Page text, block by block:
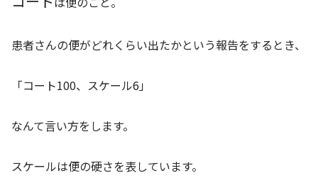
患者さんの便がどれくらい出たかという報告をするとき、
「コート100、スケール6」
なんて言い方をします。
スケールは便の硬さを表しています。